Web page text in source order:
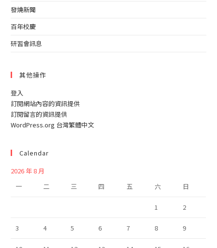
發燒新聞
百年校慶
研習會訊息
其他操作
登入
訂閱網站內容的資訊提供
訂閱留言的資訊提供
WordPress.org 台灣繁體中文
Calendar
2026 年 8 月
一
二 三 四 五 六 日
1 2
3 4 5 6 7 8 9